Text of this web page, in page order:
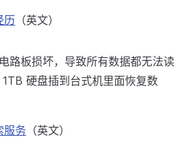
历 （英文）
路板损坏，导致所有数据都无法读
硬盘插到台式机里面恢复数
服务 （英文）